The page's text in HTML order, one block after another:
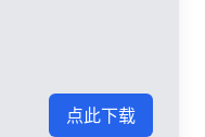
点此下载